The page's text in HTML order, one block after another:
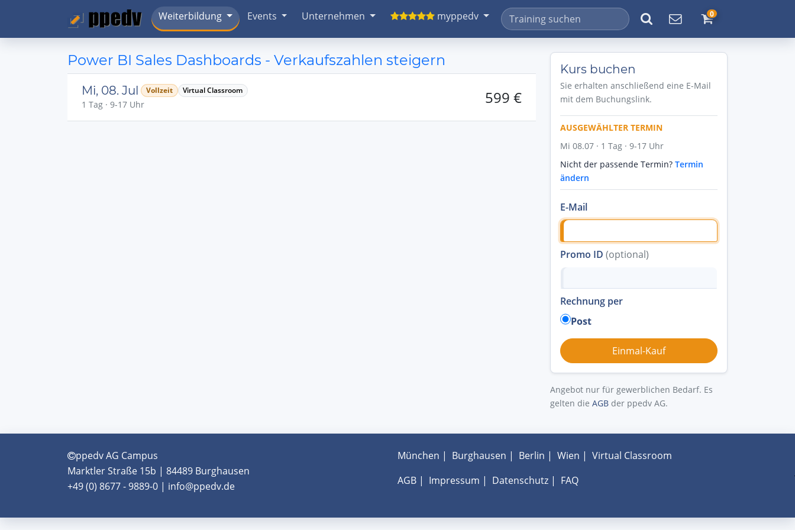
Weiterbildung Events Unternehmen myppedv 0
Power BI Sales Dashboards - Verkaufszahlen steigern
Mi, 08. Jul Vollzeit Virtual Classroom
1 Tag · 9-17 Uhr 599 €
Kurs buchen
Sie erhalten anschließend eine E-Mail
mit dem Buchungslink.
AUSGEWÄHLTER TERMIN
Mi 08.07 · 1 Tag · 9-17 Uhr
Nicht der passende Termin? Termin
ändern
E-Mail
Promo ID (optional)
Rechnung per
Post
Angebot nur für gewerblichen Bedarf. Es
gelten die AGB der ppedv AG.
ppedv AG Campus
Marktler Straße 15b | 84489 Burghausen
+49 (0) 8677 - 9889-0 | info@ppedv.de
München | Burghausen | Berlin | Wien | Virtual Classroom
AGB| Impressum | Datenschutz| FAQ